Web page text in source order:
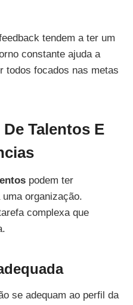
tendem a ter um
constante ajuda a
todos focados nas metas
Talentos E
podem ter
organização.
complexa que
se adequam ao perfil da